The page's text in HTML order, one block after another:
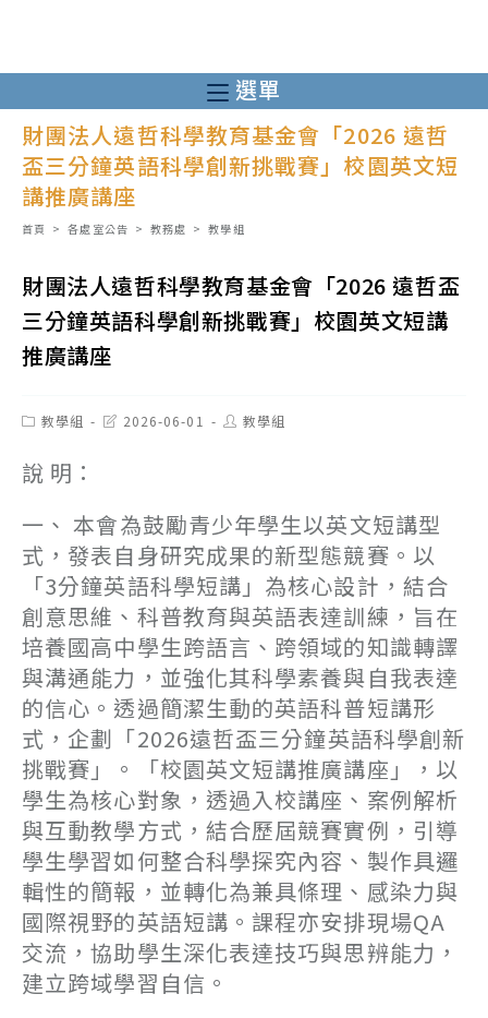
至
主
選單
財團法人遠哲科學教育基金會「2026 遠哲
盃三分鐘英語科學創新挑戰賽」校園英文短
講推廣講座
首頁 > 各處室公告 > 教務處 > 教學組
財團法人遠哲科學教育基金會「2026 遠哲盃
三分鐘英語科學創新挑戰賽」校園英文短講
推廣講座
Post教學組
Post2026-06-01
Post教學組
說 明：
一、 本會為鼓勵青少年學生以英文短講型
式，發表自身研究成果的新型態競賽。以
「3分鐘英語科學短講」為核心設計，結合
創意思維、科普教育與英語表達訓練，旨在
培養國高中學生跨語言、跨領域的知識轉譯
與溝通能力，並強化其科學素養與自我表達
的信心。透過簡潔生動的英語科普短講形
式，企劃「2026遠哲盃三分鐘英語科學創新
挑戰賽」。「校園英文短講推廣講座」，以
學生為核心對象，透過入校講座、案例解析
與互動教學方式，結合歷屆競賽實例，引導
學生學習如何整合科學探究內容、製作具邏
輯性的簡報，並轉化為兼具條理、感染力與
國際視野的英語短講。課程亦安排現場QA
交流，協助學生深化表達技巧與思辨能力，
建立跨域學習自信。